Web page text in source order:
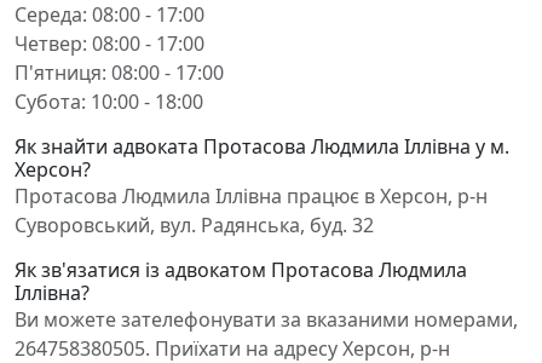
Середа: 08:00 - 17:00
Четвер: 08:00 - 17:00
П'ятниця: 08:00 - 17:00
Субота: 10:00 - 18:00
Як знайти адвоката Протасова Людмила Іллівна у м.
Херсон?
Протасова Людмила Іллівна працює в Херсон, р-н
Суворовський, вул. Радянська, буд. 32
Як зв'язатися із адвокатом Протасова Людмила
Іллівна?
Ви можете зателефонувати за вказаними номерами,
264758380505. Приїхати на адресу Херсон, р-н